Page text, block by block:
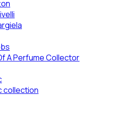
A Perfume Collector
collection